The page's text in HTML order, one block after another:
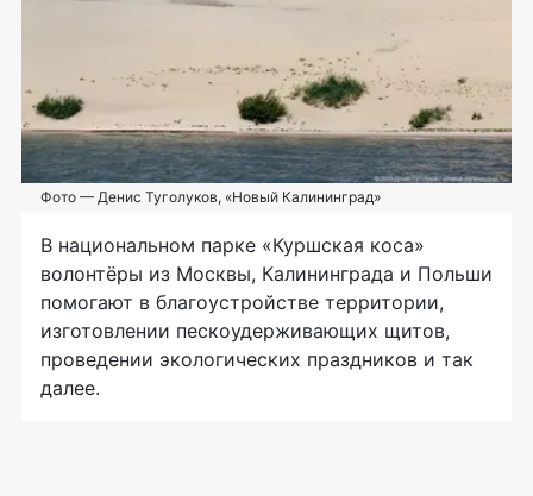
Фото — Денис Туголуков, «Новый Калининград»
В национальном парке «Куршская коса»
волонтёры из Москвы, Калининграда и Польши
помогают в благоустройстве территории,
изготовлении пескоудерживающих щитов,
проведении экологических праздников и так
далее.